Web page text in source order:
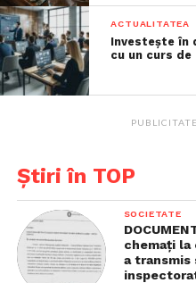
SUA este al doilea cel
exportator de soia din
afecta un sector deja
ale Chinei, de concurența
scăderea prețurilor.
Mai mult: 82,5% din
către UE provin din
președintelui Camerei
Johnson.
Nu e de mirare că
criticat vehement
ACTUALITATEA
Investește în
cu un curs
PUBLICITATE
Știri în TOP
SOCIETATE
chemaţi la
a transmis